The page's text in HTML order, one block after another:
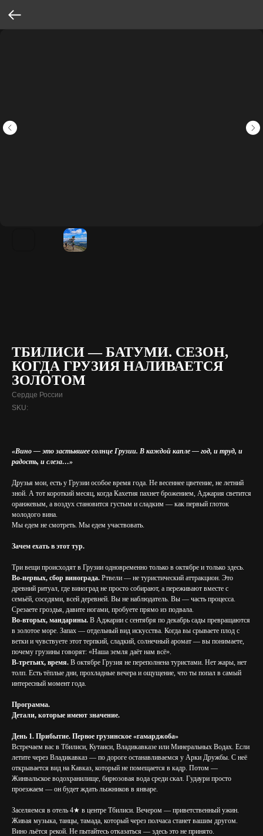
ТБИЛИСИ — БАТУМИ. СЕЗОН,
КОГДА ГРУЗИЯ НАЛИВАЕТСЯ
ЗОЛОТОМ
Сердце России
SKU:
«Вино — это застывшее солнце Грузии. В каждой капле — год, и труд, и
радость, и слеза…»
Друзья мои, есть у Грузии особое время года. Не весеннее цветение, не летний
зной. А тот короткий месяц, когда Кахетия пахнет брожением, Аджария светится
оранжевым, а воздух становится густым и сладким — как первый глоток
молодого вина.
Мы едем не смотреть. Мы едем участвовать.
Зачем ехать в этот тур.
Три вещи происходят в Грузии одновременно только в октябре и только здесь.
Во-первых, сбор винограда. Ртвели — не туристический аттракцион. Это
древний ритуал, где виноград не просто собирают, а переживают вместе с
семьёй, соседями, всей деревней. Вы не наблюдатель. Вы — часть процесса.
Срезаете гроздья, давите ногами, пробуете прямо из подвала.
Во-вторых, мандарины. В Аджарии с сентября по декабрь сады превращаются
в золотое море. Запах — отдельный вид искусства. Когда вы срываете плод с
ветки и чувствуете этот терпкий, сладкий, солнечный аромат — вы понимаете,
почему грузины говорят: «Наша земля даёт нам всё».
В-третьих, время. В октябре Грузия не переполнена туристами. Нет жары, нет
толп. Есть тёплые дни, прохладные вечера и ощущение, что ты попал в самый
интересный момент года.
Программа.
Детали, которые имеют значение.
День 1. Прибытие. Первое грузинское «гамарджоба»
Встречаем вас в Тбилиси, Кутаиси, Владикавказе или Минеральных Водах. Если
летите через Владикавказ — по дороге останавливаемся у Арки Дружбы. С неё
открывается вид на Кавказ, который не помещается в кадр. Потом —
Жинвальское водохранилище, бирюзовая вода среди скал. Гудаури просто
проезжаем — он будет ждать лыжников в январе.
Заселяемся в отель 4★ в центре Тбилиси. Вечером — приветственный ужин.
Живая музыка, танцы, тамада, который через полчаса станет вашим другом.
Вино льётся рекой. Не пытайтесь отказаться — здесь это не принято.